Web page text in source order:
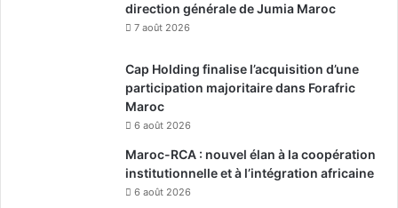
direction générale de Jumia Maroc
7 août 2026
Cap Holding finalise l’acquisition d’une
participation majoritaire dans Forafric
Maroc
6 août 2026
Maroc-RCA : nouvel élan à la coopération
institutionnelle et à l’intégration africaine
6 août 2026